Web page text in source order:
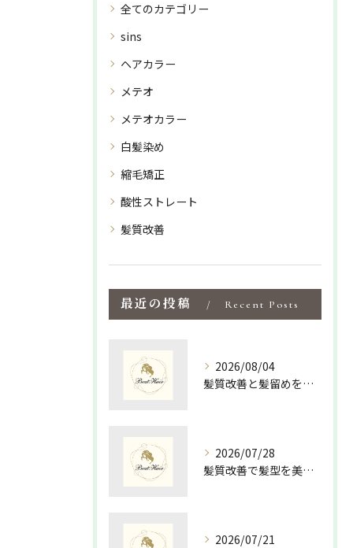
全てのカテゴリー
sins
ヘアカラー
メテオ
メテオカラー
白髪染め
縮毛矯正
酸性ストレート
髪質改善
最近の投稿 Recent Posts
2026/08/04
髪質改善と髪留めを活かして島根県松江市隠岐郡海士町で手軽にツヤ髪を手に入れる方法
2026/07/28
髪質改善で髪型を美しく保つための最適な選び方と毎日のスタイリング術
2026/07/21